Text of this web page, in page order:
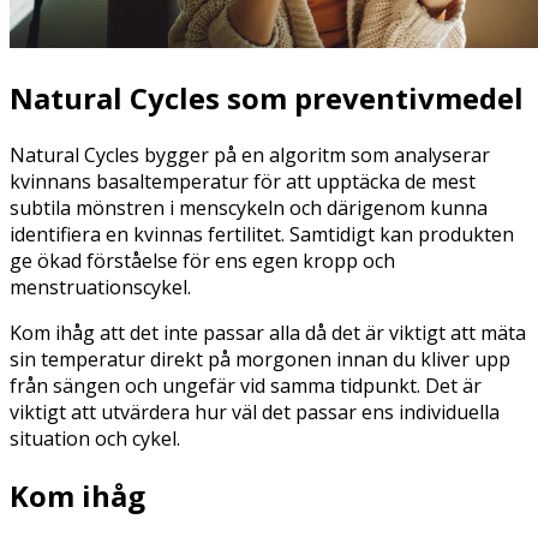
Natural Cycles som preventivmedel
Natural Cycles bygger på en algoritm som analyserar
kvinnans basaltemperatur för att upptäcka de mest
subtila mönstren i menscykeln och därigenom kunna
identifiera en kvinnas fertilitet. Samtidigt kan produkten
ge ökad förståelse för ens egen kropp och
menstruationscykel.
Kom ihåg att det inte passar alla då det är viktigt att mäta
sin temperatur direkt på morgonen innan du kliver upp
från sängen och ungefär vid samma tidpunkt. Det är
viktigt att utvärdera hur väl det passar ens individuella
situation och cykel.
Kom ihåg